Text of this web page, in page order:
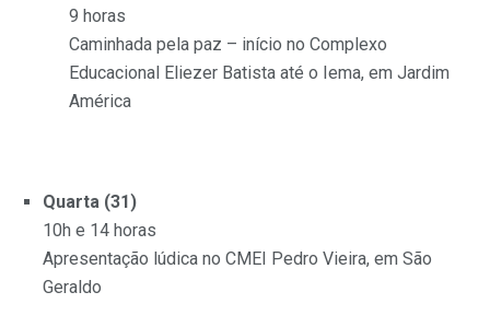
9 horas
Caminhada pela paz – início no Complexo
Educacional Eliezer Batista até o Iema, em Jardim
América
Quarta (31)
10h e 14 horas
Apresentação lúdica no CMEI Pedro Vieira, em São
Geraldo